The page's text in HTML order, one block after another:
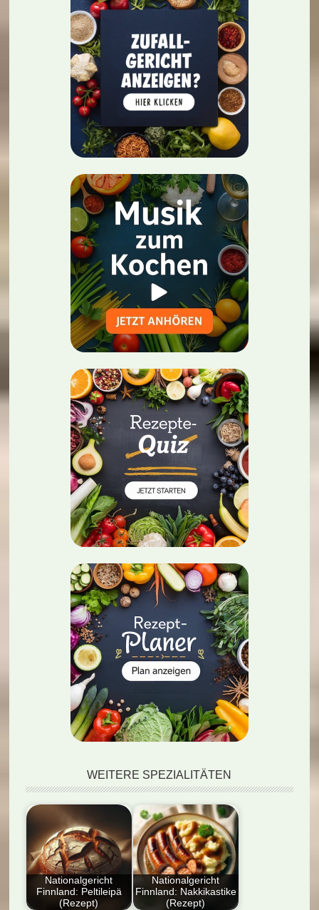
WEITERE SPEZIALITÄTEN
Nationalgericht
Finnland: Peltileipä
(Rezept)
Nationalgericht
Finnland: Nakkikastike
(Rezept)